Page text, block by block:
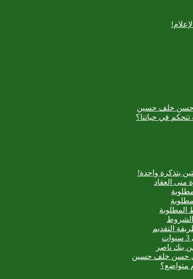
حسن خلف حسين
في حياتنا؟
بتذكرة واحدة!
منى العقاد
المطلوبة
الشروط
بنك ناصر
حسن خلف حسين
متواضع؟